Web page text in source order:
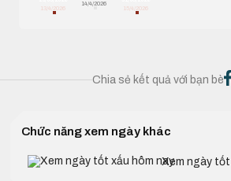
13/4/2026
14/4/2026
15/4/2026
Chia sẻ kết quả với bạn bè
Chức năng xem ngày khác
Xem ngày